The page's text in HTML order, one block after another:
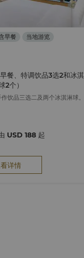
早餐 当地游览
餐、特调饮品3选2和冰淇
2个）
饮品三选二及两个冰淇淋球。
USD 188 起
详情